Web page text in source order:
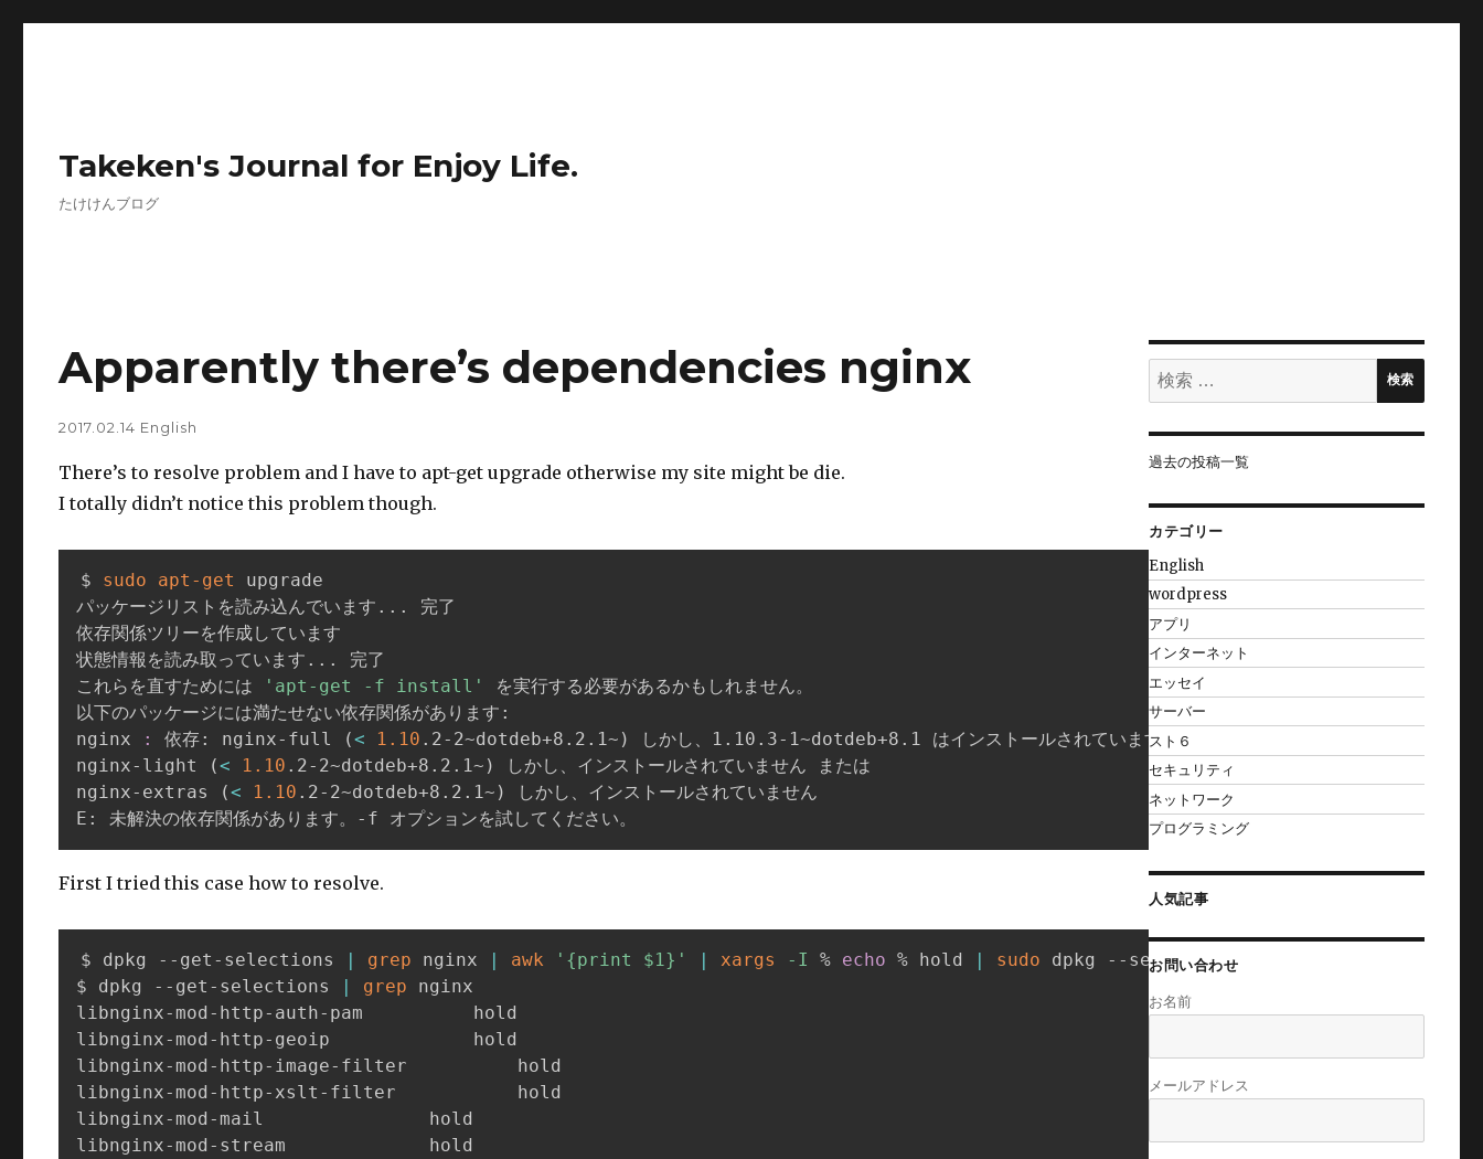
Takeken's Journal for Enjoy Life.
たけけんブログ
Apparently there’s dependencies nginx
2017.02.14 English
There’s to resolve problem and I have to apt-get upgrade otherwise my site might be die.
I totally didn’t notice this problem though.
$ sudo apt-get
upgrade
パッケージリストを読み込んでいます .. . 完了
依存関係ツリーを作成しています
状態情報を読み取っています .. . 完了
これらを直すためには
'apt-get -f install'
を実行する必要があるかもしれません。
以下のパッケージには満たせない依存関係があります:
nginx
: 依存: nginx-full (< 1.10 .2-2~dotdeb+8.2.1~ )
しかし、1.10.3-1~dotdeb+8.1 はインストールされています または
nginx-light
(< 1.10 .2-2~dotdeb+8.2.1~ )
しかし、インストールされていません または
nginx-extras
(< 1.10 .2-2~dotdeb+8.2.1~ )
しかし、インストールされていません
E: 未解決の依存関係があります。-f オプションを試してください。
First I tried this case how to resolve.
$ dpkg --get-selections | grep nginx | awk '{print $1}' | xargs -I % echo % hold | sudo dpkg --set-selections
$ dpkg --get-selections
| grep nginx
libnginx-mod-http-auth-pam			hold
libnginx-mod-http-geoip				hold
libnginx-mod-http-image-filter			hold
libnginx-mod-http-xslt-filter			hold
libnginx-mod-mail				hold
libnginx-mod-stream				hold
検
索:
検索
過去の投稿一覧
カテゴリー
English
wordpress
アプリ
インターネット
エッセイ
サーバー
スト６
セキュリティ
ネットワーク
プログラミング
人気記事
お問い合わせ
お名前
メールアドレス